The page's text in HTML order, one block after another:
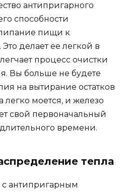
антипригарного
способности
пищи к
делает ее легкой в
процесс очистки
Вы больше не будете
на вытирание остатков
моется, и железо
свой первоначальный
времени.
тепла
антипригарным